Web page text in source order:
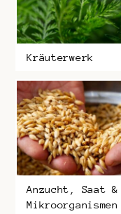
Kräuterwerk
Anzucht, Saat &
Mikroorganismen